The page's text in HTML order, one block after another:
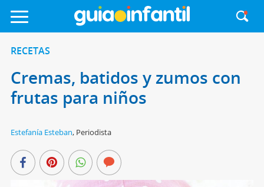
RECETAS
Cremas, batidos y zumos con
frutas para niños
Estefanía Esteban, Periodista